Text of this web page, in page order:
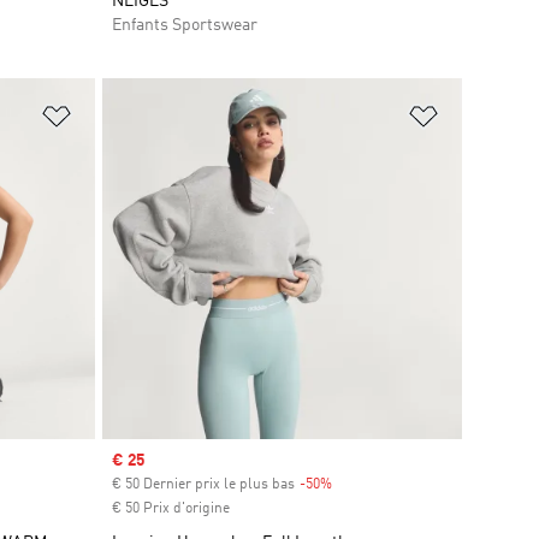
Enfants Sportswear
Ajouter à la Liste de produits favoris
Prix soldé
€ 25
€ 50 Dernier prix le plus bas -50%Rabais
€ 50 Prix d'origine